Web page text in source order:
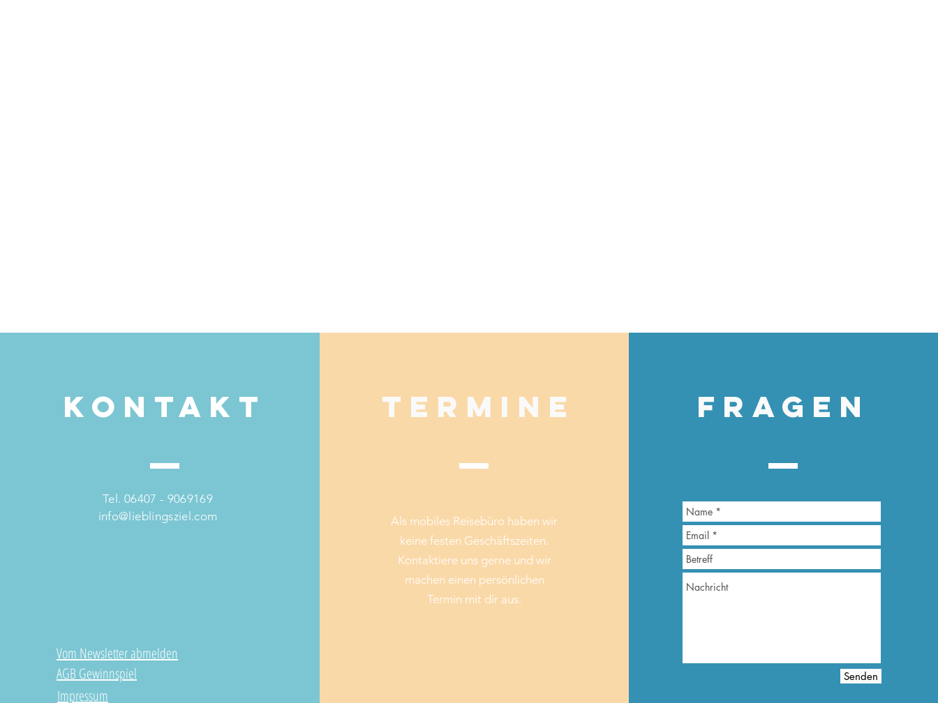
Kontakt
Tel. 06407 - 9069169
info@lieblingsziel.com
Vom Newsletter abmelden
AGB Gewinnspiel
Impressum
Termine
Als mobiles Reisebüro haben wir
keine festen Geschäftszeiten.
Kontaktiere uns gerne und wir
machen einen persönlichen
Termin mit dir aus.
Fragen
Senden